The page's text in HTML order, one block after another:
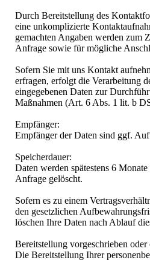
Durch Bereitstellung des
eine unkomplizierte
gemachten Angaben werden zum
Anfrage sowie für mögliche
Sofern Sie mit uns Kontakt
erfragen, erfolgt die Verarbeitung
eingegebenen Daten zur
Maßnahmen (Art. 6 Abs. 1 lit. b
Empfänger:
Empfänger der Daten sind ggf.
Speicherdauer:
Daten werden spätestens 6
Anfrage gelöscht.
Sofern es zu einem
den gesetzlichen
löschen Ihre Daten nach Ablauf
Bereitstellung vorgeschrieben
Die Bereitstellung Ihrer